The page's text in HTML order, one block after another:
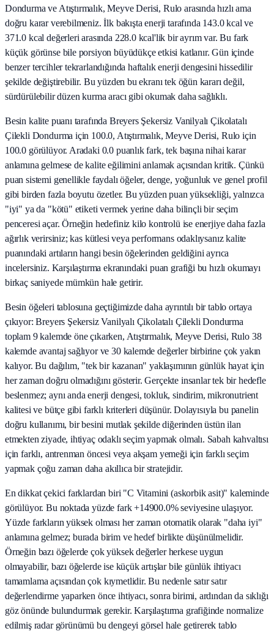
Dondurma ve Atıştırmalık, Meyve Derisi, Rulo arasında hızlı ama
doğru karar verebilmeniz. İlk bakışta enerji tarafında 143.0 kcal ve
371.0 kcal değerleri arasında 228.0 kcal'lik bir ayrım var. Bu fark
küçük görünse bile porsiyon büyüdükçe etkisi katlanır. Gün içinde
benzer tercihler tekrarlandığında haftalık enerji dengesini hissedilir
şekilde değiştirebilir. Bu yüzden bu ekranı tek öğün kararı değil,
sürdürülebilir düzen kurma aracı gibi okumak daha sağlıklı.
Besin kalite puanı tarafında Breyers Şekersiz Vanilyalı Çikolatalı
Çilekli Dondurma için 100.0, Atıştırmalık, Meyve Derisi, Rulo için
100.0 görülüyor. Aradaki 0.0 puanlık fark, tek başına nihai karar
anlamına gelmese de kalite eğilimini anlamak açısından kritik. Çünkü
puan sistemi genellikle faydalı öğeler, denge, yoğunluk ve genel profil
gibi birden fazla boyutu özetler. Bu yüzden puan yüksekliği, yalnızca
"iyi" ya da "kötü" etiketi vermek yerine daha bilinçli bir seçim
penceresi açar. Örneğin hedefiniz kilo kontrolü ise enerjiye daha fazla
ağırlık verirsiniz; kas kütlesi veya performans odaklıysanız kalite
puanındaki artıların hangi besin öğelerinden geldiğini ayrıca
incelersiniz. Karşılaştırma ekranındaki puan grafiği bu hızlı okumayı
birkaç saniyede mümkün hale getirir.
Besin öğeleri tablosuna geçtiğimizde daha ayrıntılı bir tablo ortaya
çıkıyor: Breyers Şekersiz Vanilyalı Çikolatalı Çilekli Dondurma
toplam 9 kalemde öne çıkarken, Atıştırmalık, Meyve Derisi, Rulo 38
kalemde avantaj sağlıyor ve 30 kalemde değerler birbirine çok yakın
kalıyor. Bu dağılım, "tek bir kazanan" yaklaşımının günlük hayat için
her zaman doğru olmadığını gösterir. Gerçekte insanlar tek bir hedefle
beslenmez; aynı anda enerji dengesi, tokluk, sindirim, mikronutrient
kalitesi ve bütçe gibi farklı kriterleri düşünür. Dolayısıyla bu panelin
doğru kullanımı, bir besini mutlak şekilde diğerinden üstün ilan
etmekten ziyade, ihtiyaç odaklı seçim yapmak olmalı. Sabah kahvaltısı
için farklı, antrenman öncesi veya akşam yemeği için farklı seçim
yapmak çoğu zaman daha akıllıca bir stratejidir.
En dikkat çekici farklardan biri "C Vitamini (askorbik asit)" kaleminde
görülüyor. Bu noktada yüzde fark +14900.0% seviyesine ulaşıyor.
Yüzde farkların yüksek olması her zaman otomatik olarak "daha iyi"
anlamına gelmez; burada birim ve hedef birlikte düşünülmelidir.
Örneğin bazı öğelerde çok yüksek değerler herkese uygun
olmayabilir, bazı öğelerde ise küçük artışlar bile günlük ihtiyacı
tamamlama açısından çok kıymetlidir. Bu nedenle satır satır
değerlendirme yaparken önce ihtiyacı, sonra birimi, ardından da sıklığı
göz önünde bulundurmak gerekir. Karşılaştırma grafiğinde normalize
edilmiş radar görünümü bu dengeyi görsel hale getirerek tablo